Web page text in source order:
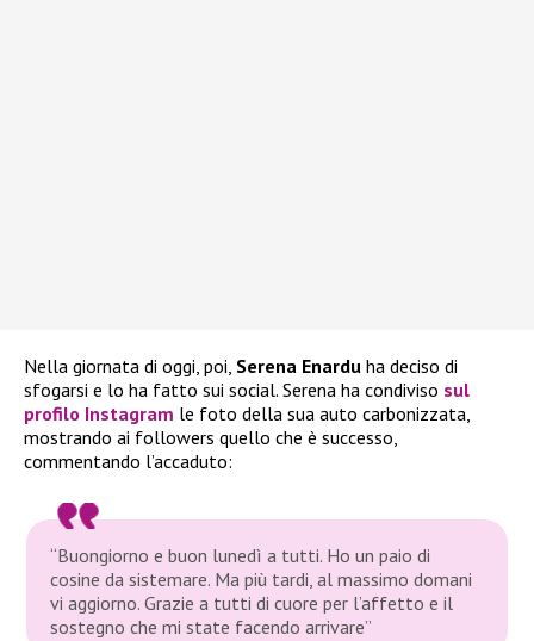
Nella giornata di oggi, poi, Serena Enardu ha deciso di
sfogarsi e lo ha fatto sui social. Serena ha condiviso sul
profilo Instagram le foto della sua auto carbonizzata,
mostrando ai followers quello che è successo,
commentando l’accaduto:
“Buongiorno e buon lunedì a tutti. Ho un paio di
cosine da sistemare. Ma più tardi, al massimo domani
vi aggiorno. Grazie a tutti di cuore per l’affetto e il
sostegno che mi state facendo arrivare”